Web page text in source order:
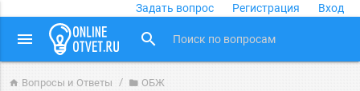
Задать вопрос Регистрация Вход
menu search
home Вопросы и Ответы folder ОБЖ